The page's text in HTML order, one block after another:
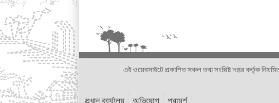
এই ওয়েবসাইটে প্রকাশিত সকল তথ্য সংশ্লিষ্ট দপ্তর কর্তৃক নিয়মিত